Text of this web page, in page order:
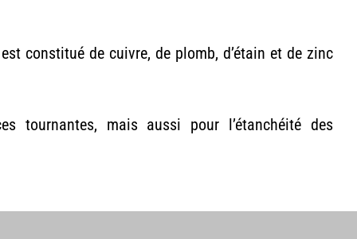
constitué de cuivre, de plomb, d’étain et de zinc
tournantes, mais aussi pour l’étanchéité des